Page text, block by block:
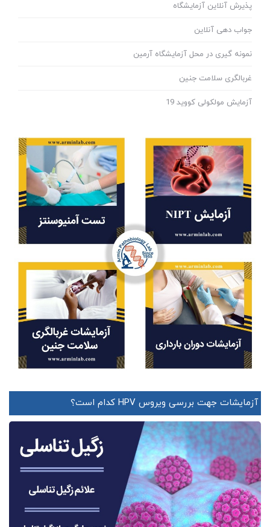
پذیرش آنلاین آزمایشگاه
جواب دهی آنلاین
نمونه گیری در محل آزمایشگاه آرمین
غربالگری سلامت جنین
آزمایش مولکولی کووید 19
آزمایشات جهت بررسی ویروس HPV کدام است؟